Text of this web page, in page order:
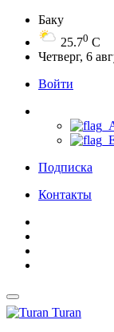
Баку
25.70 C
Четверг, 6
Войти
Подписка
Контакты
Turan